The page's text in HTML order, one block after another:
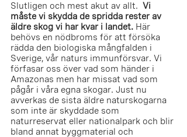
Slutligen och mest akut av allt. Vi
måste vi skydda de spridda rester av
äldre skog vi har kvar i landet. Här
behövs en nödbroms för att försöka
rädda den biologiska mångfalden i
Sverige, vår naturs immunförsvar. Vi
förfasar oss över vad som händer i
Amazonas men har missat vad som
pågår i våra egna skogar. Just nu
avverkas de sista äldre naturskogarna
som inte är skyddade som
naturreservat eller nationalpark och blir
bland annat byggmaterial och